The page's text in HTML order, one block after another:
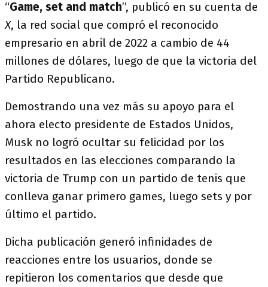
“Game, set and match”, publicó en su cuenta de
X, la red social que compró el reconocido
empresario en abril de 2022 a cambio de 44
millones de dólares, luego de que la victoria del
Partido Republicano.
Demostrando una vez más su apoyo para el
ahora electo presidente de Estados Unidos,
Musk no logró ocultar su felicidad por los
resultados en las elecciones comparando la
victoria de Trump con un partido de tenis que
conlleva ganar primero games, luego sets y por
último el partido.
Dicha publicación generó infinidades de
reacciones entre los usuarios, donde se
repitieron los comentarios que desde que